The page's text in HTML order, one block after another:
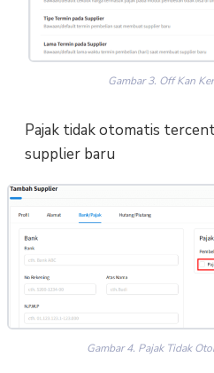
Gambar 3. Off Kan
Pajak tidak otomatis
supplier baru
Gambar 4. Pajak Tidak